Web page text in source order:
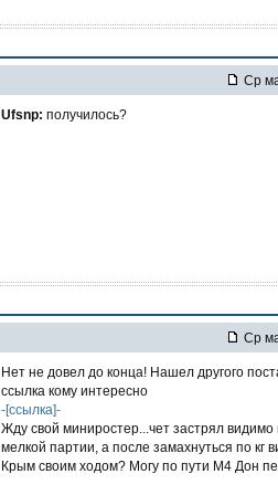
Ср
Ufsnp: получилось?
Ср
Нет не довел до конца! Нашел другого
ссылка кому интересно
-[ссылка]-
Жду свой миниростер...чет застрял
мелкой партии, а после замахнуться по кг
Крым своим ходом? Могу по пути М4 Дон